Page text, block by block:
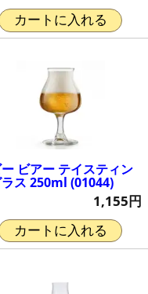
カートに入れる
ー ビアー テイスティン
ス 250ml (01044)
1,155円
カートに入れる